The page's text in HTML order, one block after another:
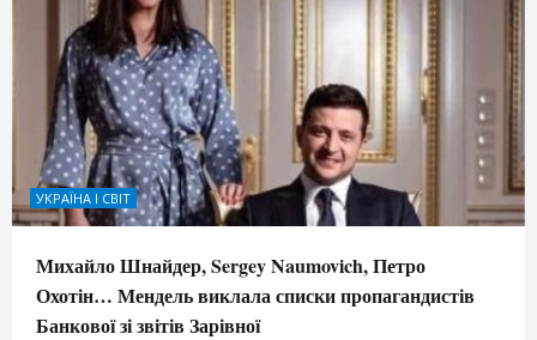
УКРАЇНА І СВІТ
Михайло Шнайдер, Sergey Naumovich, Петро
Охотін… Мендель виклала списки пропагандистів
Банкової зі звітів Зарівної